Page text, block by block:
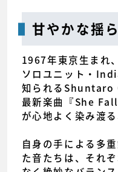
甘やかな揺
1967年東京生まれ
ソロユニット・
知られるShuntaro
最新楽曲『She
が心地よく染み渡
自身の手による多
た音たちは、それ